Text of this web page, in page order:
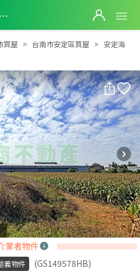
安定海寮方正農地
安定海寮方正農地
買屋 台南市安定區買屋
安定海
業者物件
義物件
(GS149578HB)